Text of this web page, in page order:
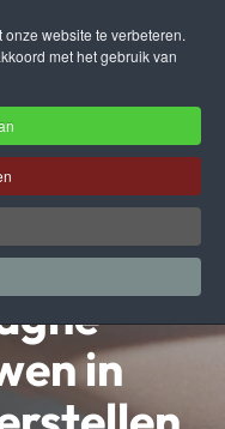
website te verbeteren.
met het gebruik van
in